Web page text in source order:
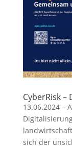
CyberRisk –
13.06.2024 –
sich der